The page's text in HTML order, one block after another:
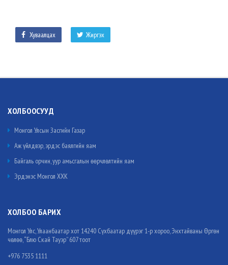
Жиргэх
Хуваалцах
ХОЛБООСУУД
Монгол Улсын Засгийн Газар
Аж үйлдвэр, эрдэс баялгийн яам
Байгаль орчин, уур амьсгалын өөрчлөлтийн яам
Эрдэнэс Монгол ХХК
ХОЛБОО БАРИХ
Монгол Улс, Улаанбаатар хот 14240 Сүхбаатар дүүрэг 1-р хороо, Энхтайваны Өргөн
чөлөө, “Блю Скай Тауэр” 607 тоот
+976 7535 1111